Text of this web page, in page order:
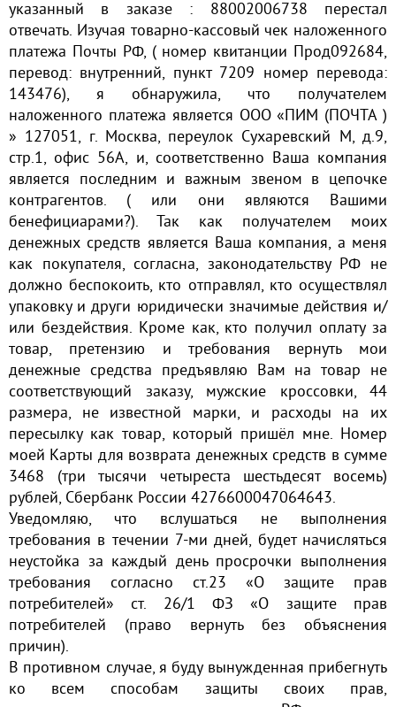
указанный в заказе : 88002006738 перестал
отвечать. Изучая товарно-кассовый чек наложенного
платежа Почты РФ, ( номер квитанции Прод092684,
перевод: внутренний, пункт 7209 номер перевода:
143476), я обнаружила, что получателем
наложенного платежа является ООО «ПИМ (ПОЧТА )
» 127051, г. Москва, переулок Сухаревский М, д.9,
стр.1, офис 56А, и, соответственно Ваша компания
является последним и важным звеном в цепочке
контрагентов. ( или они являются Вашими
бенефициарами?). Так как получателем моих
денежных средств является Ваша компания, а меня
как покупателя, согласна, законодательству РФ не
должно беспокоить, кто отправлял, кто осуществлял
упаковку и други юридически значимые действия и/
или бездействия. Кроме как, кто получил оплату за
товар, претензию и требования вернуть мои
денежные средства предъявляю Вам на товар не
соответствующий заказу, мужские кроссовки, 44
размера, не известной марки, и расходы на их
пересылку как товар, который пришёл мне. Номер
моей Карты для возврата денежных средств в сумме
3468 (три тысячи четыреста шестьдесят восемь)
рублей, Сбербанк России 4276600047064643.
Уведомляю, что вслушаться не выполнения
требования в течении 7-ми дней, будет начисляться
неустойка за каждый день просрочки выполнения
требования согласно ст.23 «О защите прав
потребителей» ст. 26/1 ФЗ «О защите прав
потребителей (право вернуть без объяснения
причин).
В противном случае, я буду вынужденная прибегнуть
ко всем способам защиты своих прав,